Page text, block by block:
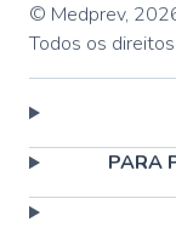
© Medprev,
Todos os
PARA